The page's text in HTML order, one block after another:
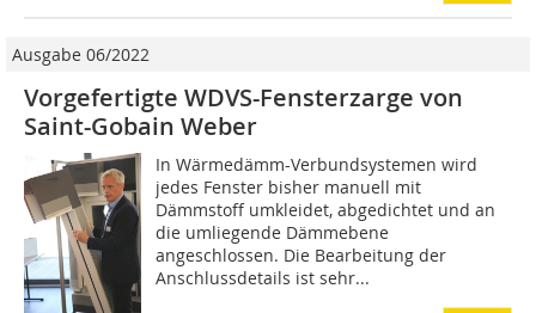
Ausgabe 06/2022
Vorgefertigte WDVS-Fensterzarge von
Saint-Gobain Weber
In Wärmedämm-Verbundsystemen wird
jedes Fenster bisher manuell mit
Dämmstoff umkleidet, abgedichtet und an
die umliegende Dämmebene
angeschlossen. Die Bearbeitung der
Anschlussdetails ist sehr...